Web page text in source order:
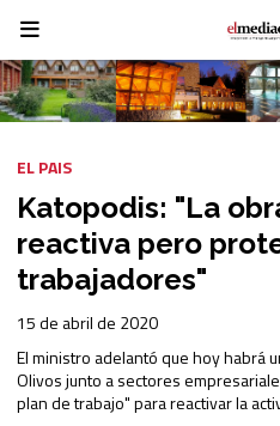
Katopodis: "La
reactiva pero
trabajadores"
El ministro adelantó que hoy habrá
Olivos junto a sectores
plan de trabajo" para reactivar la
EL PAIS
15 de abril de 2020